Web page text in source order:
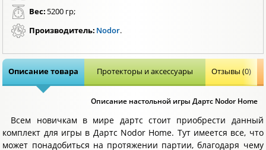
Вес: 5200 гр;
Производитель: Nodor.
Описание товара Протекторы и аксессуары Отзывы (0)
Описание настольной игры Дартс Nodor Home
Всем новичкам в мире дартс стоит приобрести данный
комплект для игры в Дартс Nodor Home. Тут имеется все, что
может понадобиться на протяжении партии, благодаря чему